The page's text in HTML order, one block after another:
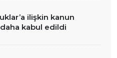
ilişkin kanun
kabul edildi